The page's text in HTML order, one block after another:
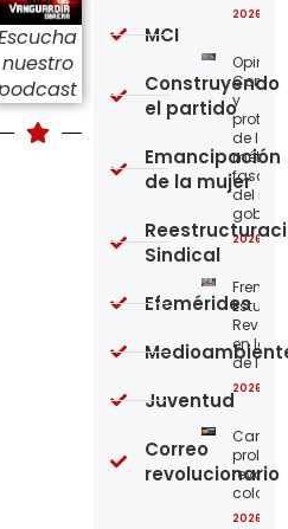
nuestro
2026-
y
de los
del
2026-
Frente
en la
de los
2026-
Carta
2026-
MCI
Construyendo
el partido
Emancipación
de la mujer
Sindical
Efemérides
Juventud
Correo
revolucionario